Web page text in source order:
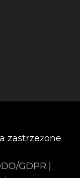
zastrzeżone
GDPR